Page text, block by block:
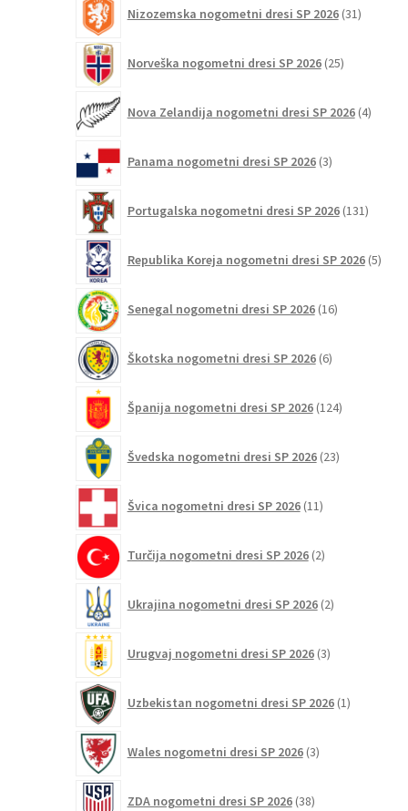
Nizozemska nogometni dresi SP 2026 31izdelkov
Norveška nogometni dresi SP 2026 25izdelkov
Nova Zelandija nogometni dresi SP 2026 4izdelki
Panama nogometni dresi SP 2026 3izdelki
Portugalska nogometni dresi SP 2026 131
Republika Koreja nogometni dresi SP 2026 5
Senegal nogometni dresi SP 2026 16izdelkov
Škotska nogometni dresi SP 2026 6izdelkov
Španija nogometni dresi SP 2026 124izdelkov
Švedska nogometni dresi SP 2026 23izdelkov
Švica nogometni dresi SP 2026 11izdelkov
Turčija nogometni dresi SP 2026 2izdelka
Ukrajina nogometni dresi SP 2026 2izdelka
Urugvaj nogometni dresi SP 2026 3izdelki
Uzbekistan nogometni dresi SP 2026 1izdelek
Wales nogometni dresi SP 2026 3izdelki
ZDA nogometni dresi SP 2026 38